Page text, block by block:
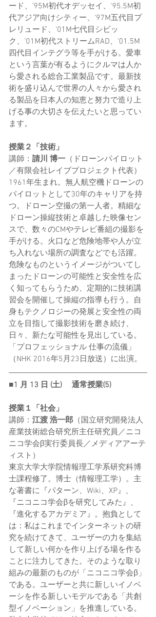
ード、'95M初代オデッセイ、'95.5M初
代アジア向けシティー、'97M五代目プ
レリュード、'01M七代目シビッ
ク、'01M初代ストリームRAD、'01.5M
四代目インテグラ等を手がける。愛車
という言葉が有るようにクルマは人か
ら愛される総合工業製品です。最新技
術を盛り込んで世界の人々から愛され
る製品を日本人の知恵と努力で造り上
げる事の大切さを伝えたいと思ってい
ます。
授業２「技術」
講師： 請川 博一 （ドローンパイロット
／有限会社レイブプロジェクト代表）
1961年生まれ。無人航空機ドローンの
パイロットとして30年のキャリアを持
つ。ドローン空撮の第一人者。精細な
ドローン操縦技術と卓越した映像セン
スで、数々のCMやテレビ番組の撮影を
手がける。火口など危険地帯や人が立
ち入れない場所の調査などでも活躍。
危険なものというイメージがついてし
まったドローンの可能性と安全性を広
く知ってもらうため、定期的に技術講
習会を開催して操縦の指導も行う。自
身もテクノロジーの発展と安全性の両
立を目指して撮影技術を磨き続け、
日々、新たな可能性を見出している。
「プロフェッショナル 仕事の流儀」
（NHK 2016年5月23日放送）に出演。
■1 ⽉ 13 ⽇ (⼟) 　通常授業(5)
授業１「社会」
講師： 江渡 浩一郎 （国立研究開発法人
産業技術総合研究所主任研究員／ニコ
ニコ学会β実行委員長／メディアアーテ
ィスト）
東京大学大学院情報理工学系研究科博
士課程修了。博士（情報理工学）。主
な著書に『パターン、Wiki、XP』、
『ニコニコ学会βを研究してみた』、
『進化するアカデミア』。抱負として
は：私はこれまでインターネットの研
究を続けてきて、ユーザーの力を集結
して新しい何かを作り上げる場を作る
ことに注力してきた。そのような取り
組みの最新のものが「ニコニコ学会β」
である。ユーザーと共に新しいイノベ
ーシを作る新しいモデルである「共創
型イノベーション」を推進している。